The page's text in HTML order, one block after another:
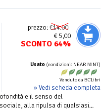
prezzo:€14.00
€ 5,00
SCONTO 64%
Usato (condizioni: NEAR MINT)
Venduto da BCLibri
» Vedi scheda completa
e il senso del
alla ripulsa di qualsiasi...